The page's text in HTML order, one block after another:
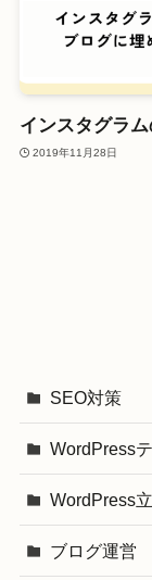
インスタグラ
2019年11月28日
SEO対策
WordPress
WordPress
ブログ運営